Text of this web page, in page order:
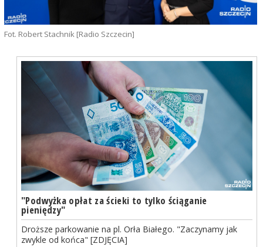
Fot. Robert Stachnik [Radio Szczecin]
"Podwyżka opłat za ścieki to tylko ściąganie
pieniędzy"
Droższe parkowanie na pl. Orła Białego. "Zaczynamy jak
zwykle od końca" [ZDJĘCIA]